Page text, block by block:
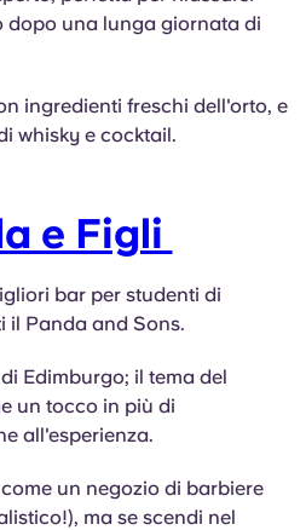
dopo una lunga giornata di
ingredienti freschi dell'orto, e
whisky e cocktail.
e Figli
bar per studenti di
il Panda and Sons.
Edimburgo; il tema del
un tocco in più di
all'esperienza.
un negozio di barbiere
ma se scendi nel